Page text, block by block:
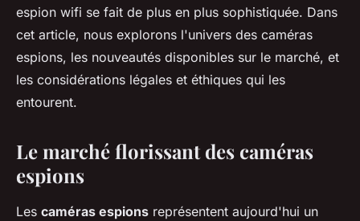
espion wifi se fait de plus en plus sophistiquée. Dans
cet article, nous explorons l'univers des caméras
espions, les nouveautés disponibles sur le marché, et
les considérations légales et éthiques qui les
entourent.
Le marché florissant des caméras
espions
Les caméras espions représentent aujourd'hui un